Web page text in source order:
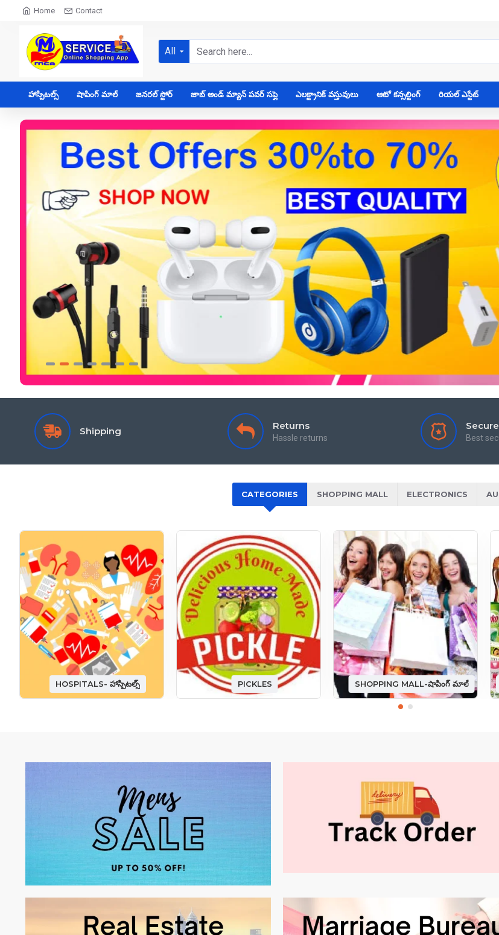
Home Contact
All
హాస్పిటల్స్ షాపింగ్ మాల్ జనరల్ స్టోర్ జాబ్ అండ్ మ్యాన్ పవర్ సప్లై ఎలక్ట్రానిక్ వస్తువులు ఆటో కన్సల్టింగ్ రియల్ ఎస్టేట్
Shipping Returns
Hassle returns Best
CATEGORIES SHOPPING MALL ELECTRONICS
HOSPITALS- హాస్పిటల్స్ PICKLES SHOPPING MALL-షాపింగ్ మాల్